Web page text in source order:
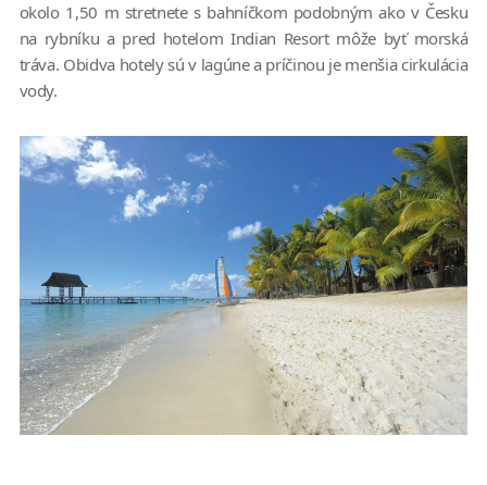
okolo 1,50 m stretnete s bahníčkom podobným ako v Česku
na rybníku a pred hotelom Indian Resort môže byť morská
tráva. Obidva hotely sú v lagúne a príčinou je menšia cirkulácia
vody.